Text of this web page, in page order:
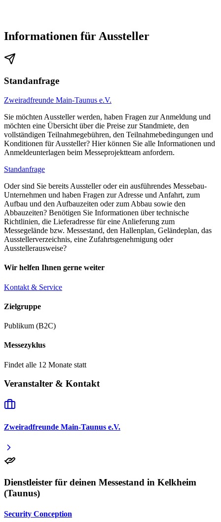
Informationen für Aussteller
Standanfrage
Zweiradfreunde Main-Taunus e.V.
Sie möchten Aussteller werden, haben Fragen zur Anmeldung und
möchten eine Übersicht über die Preise zur Standmiete, den
vollständigen Teilnahmegebühren, den Teilnahmebedingungen und
Konditionen für Aussteller? Hier können Sie alle Informationen und
Anmeldeunterlagen beim Messeprojektteam anfordern.
Standanfrage
Oder sind Sie bereits Aussteller oder ein ausführendes Messebau-
Unternehmen und haben Fragen zur Adresse und Anfahrt, zum
Aufbau und den Aufbauzeiten oder zum Abbau sowie den
Abbauzeiten? Benötigen Sie Informationen über technische
Richtlinien, die Lieferadresse für eine Anlieferung zum
Messegelände bzw. Messestand, den Hallenplan, Geländeplan, das
Ausstellerverzeichnis, eine Zufahrtsgenehmigung oder
Ausstellerausweise?
Wir helfen Ihnen gerne weiter
Kontakt & Service
Zielgruppe
Publikum (B2C)
Messezyklus
Findet alle 12 Monate statt
Veranstalter & Kontakt
Zweiradfreunde Main-Taunus e.V.
Dienstleister für deinen Messestand in Kelkheim
(Taunus)
Security Conception